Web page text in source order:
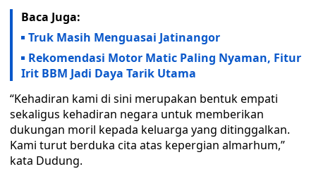
Baca Juga:
Truk Masih Menguasai Jatinangor
Rekomendasi Motor Matic Paling Nyaman, Fitur
Irit BBM Jadi Daya Tarik Utama
“Kehadiran kami di sini merupakan bentuk empati
sekaligus kehadiran negara untuk memberikan
dukungan moril kepada keluarga yang ditinggalkan.
Kami turut berduka cita atas kepergian almarhum,”
kata Dudung.